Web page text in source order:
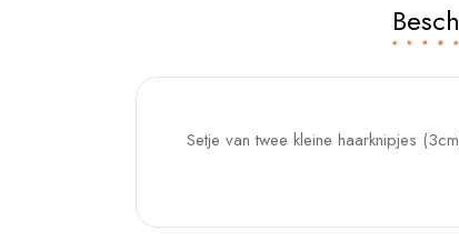
Setje van twee kleine haarknipjes